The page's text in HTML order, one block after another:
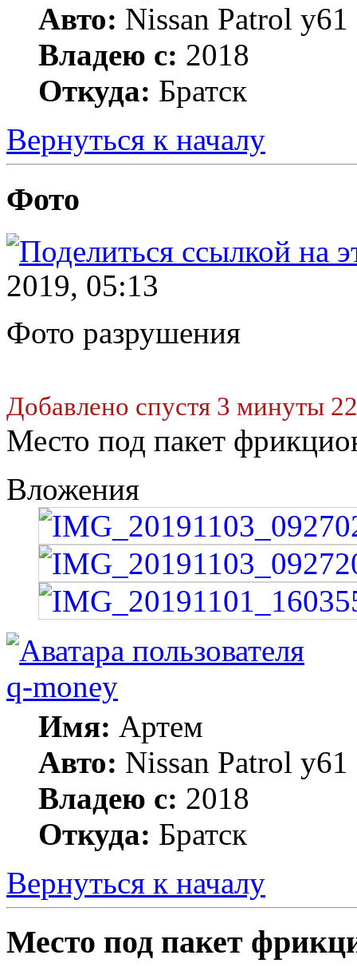
Авто: Nissan Patrol
Владею с: 2018
Откуда: Братск
Вернуться к началу
Фото
2019, 05:13
Фото разрушения
Добавлено спустя 3 минуты
Место под пакет
Вложения
q-money
Имя: Артем
Авто: Nissan Patrol
Владею с: 2018
Откуда: Братск
Вернуться к началу
Место под пакет